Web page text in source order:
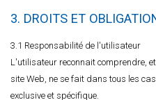
3. DROITS ET
3.1 Responsabilité de l'utilisateur
L'utilisateur reconnait comprendre,
site Web, ne se fait dans tous les
exclusive et spécifique.